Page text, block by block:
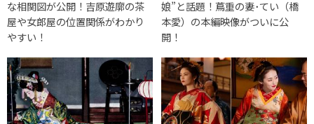
な相関図が公開！吉原遊廓の茶
屋や女郎屋の位置関係がわかり
やすい！
娘”と話題！蔦重の妻･てい（橋
本愛）の本編映像がついに公
開！